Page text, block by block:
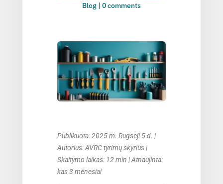
Blog| 0 comments
Publikuota: 2025 m. Rugseji 5 d. |
Autorius: AVRC tyrimų skyrius |
Skaitymo laikas: 12 min | Atnaujinta:
kas 3 mėnesiai